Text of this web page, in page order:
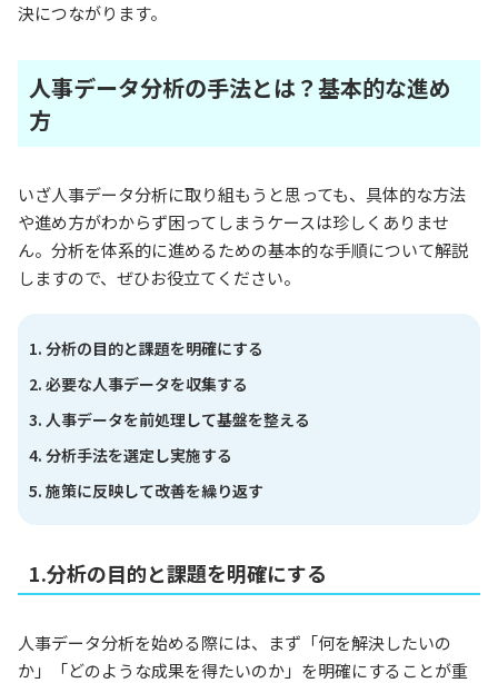
決につながります。
人事データ分析の手法とは？基本的な進め
方
いざ人事データ分析に取り組もうと思っても、具体的な方法
や進め方がわからず困ってしまうケースは珍しくありませ
ん。分析を体系的に進めるための基本的な手順について解説
しますので、ぜひお役立てください。
分析の目的と課題を明確にする
必要な人事データを収集する
人事データを前処理して基盤を整える
分析手法を選定し実施する
施策に反映して改善を繰り返す
1.分析の目的と課題を明確にする
人事データ分析を始める際には、まず「何を解決したいの
か」「どのような成果を得たいのか」を明確にすることが重